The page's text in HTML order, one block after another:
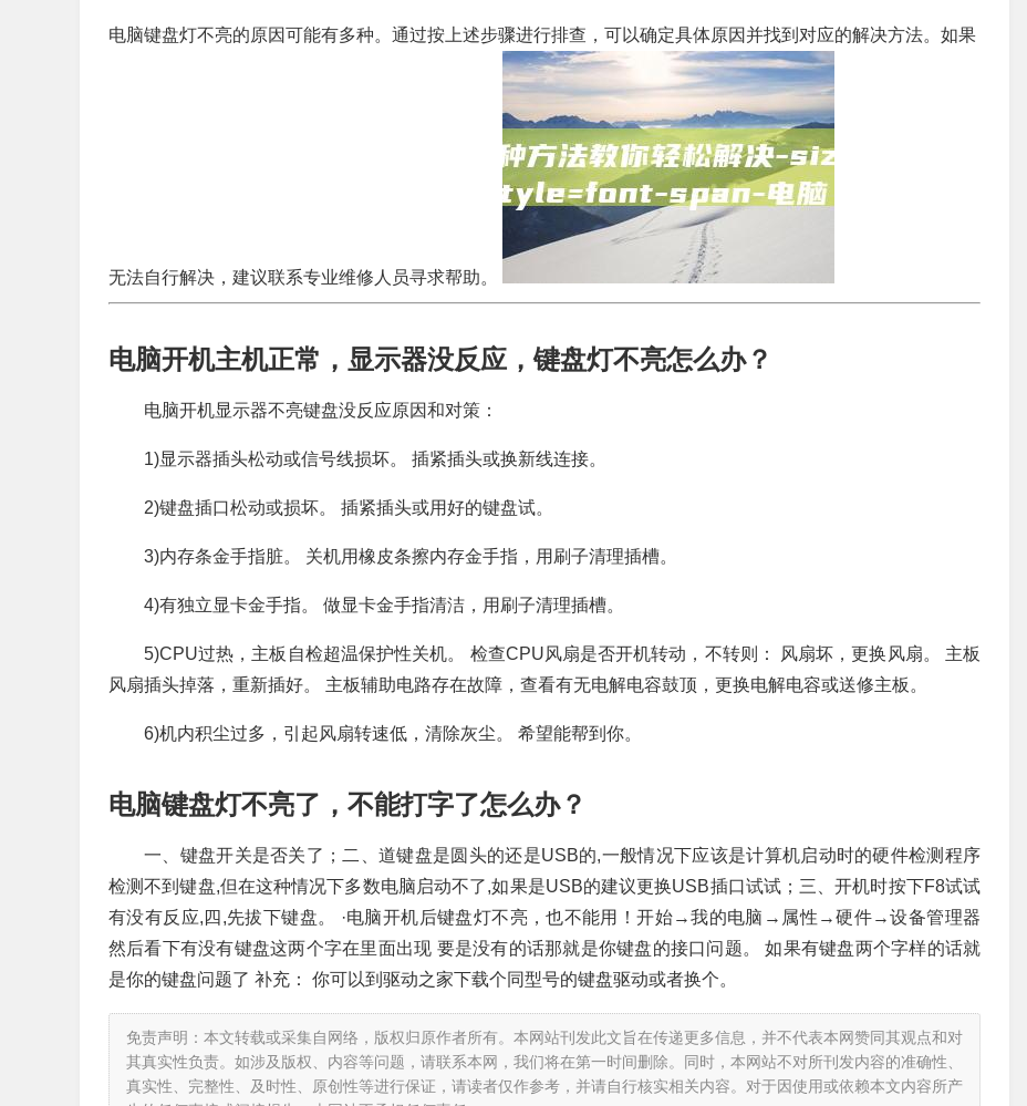
电脑键盘灯不亮的原因可能有多种。通过按上述步骤进行排查，可以确定具体原因并找到对应的解决方法。如果
无法自行解决，建议联系专业维修人员寻求帮助。
电脑开机主机正常，显示器没反应，键盘灯不亮怎么办？
电脑开机显示器不亮键盘没反应原因和对策：
1)显示器插头松动或信号线损坏。 插紧插头或换新线连接。
2)键盘插口松动或损坏。 插紧插头或用好的键盘试。
3)内存条金手指脏。 关机用橡皮条擦内存金手指，用刷子清理插槽。
4)有独立显卡金手指。 做显卡金手指清洁，用刷子清理插槽。
5)CPU过热，主板自检超温保护性关机。 检查CPU风扇是否开机转动，不转则： 风扇坏，更换风扇。 主板
风扇插头掉落，重新插好。 主板辅助电路存在故障，查看有无电解电容鼓顶，更换电解电容或送修主板。
6)机内积尘过多，引起风扇转速低，清除灰尘。 希望能帮到你。
电脑键盘灯不亮了，不能打字了怎么办？
一、键盘开关是否关了；二、道键盘是圆头的还是USB的,一般情况下应该是计算机启动时的硬件检测程序
检测不到键盘,但在这种情况下多数电脑启动不了,如果是USB的建议更换USB插口试试；三、开机时按下F8试试
有没有反应,四,先拔下键盘。 ·电脑开机后键盘灯不亮，也不能用！开始→我的电脑→属性→硬件→设备管理器
然后看下有没有键盘这两个字在里面出现 要是没有的话那就是你键盘的接口问题。 如果有键盘两个字样的话就
是你的键盘问题了 补充： 你可以到驱动之家下载个同型号的键盘驱动或者换个。
免责声明：本文转载或采集自网络，版权归原作者所有。本网站刊发此文旨在传递更多信息，并不代表本网赞同其观点和对
其真实性负责。如涉及版权、内容等问题，请联系本网，我们将在第一时间删除。同时，本网站不对所刊发内容的准确性、
真实性、完整性、及时性、原创性等进行保证，请读者仅作参考，并请自行核实相关内容。对于因使用或依赖本文内容所产